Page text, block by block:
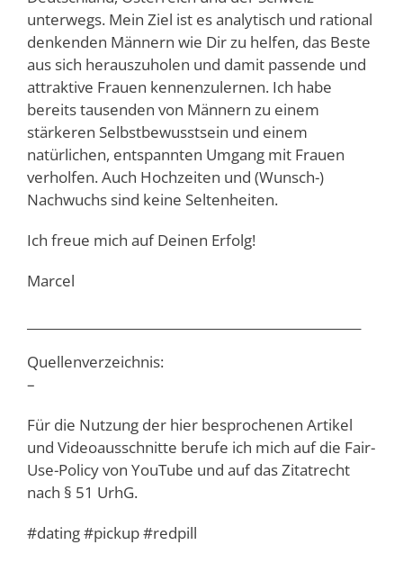
unterwegs. Mein Ziel ist es analytisch und rational
denkenden Männern wie Dir zu helfen, das Beste
aus sich herauszuholen und damit passende und
attraktive Frauen kennenzulernen. Ich habe
bereits tausenden von Männern zu einem
stärkeren Selbstbewusstsein und einem
natürlichen, entspannten Umgang mit Frauen
verholfen. Auch Hochzeiten und (Wunsch-)
Nachwuchs sind keine Seltenheiten.
Ich freue mich auf Deinen Erfolg!
Marcel
Quellenverzeichnis:
–
Für die Nutzung der hier besprochenen Artikel
und Videoausschnitte berufe ich mich auf die Fair-
Use-Policy von YouTube und auf das Zitatrecht
nach § 51 UrhG.
#dating #pickup #redpill